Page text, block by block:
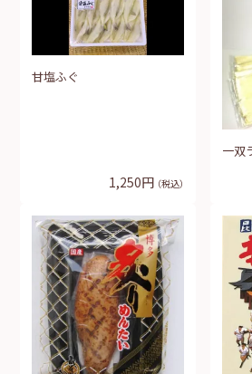
甘塩ふぐ
1,250円 （税込）
一双